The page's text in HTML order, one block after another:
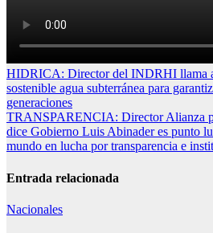
Navegación
de
entradas
HIDRICA: Director del INDRHI llama
sostenible agua subterránea para
generaciones
TRANSPARENCIA: Director Alianza
dice Gobierno Luis Abinader es punto
mundo en lucha por transparencia e
Entrada relacionada
Nacionales